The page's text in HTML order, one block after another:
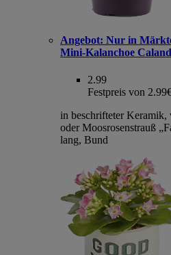
Angebot: Nur in
Mini-Kalanchoe
2.99
Festpreis von
in beschrifteter Keramik,
oder Moosrosenstrauß
lang, Bund